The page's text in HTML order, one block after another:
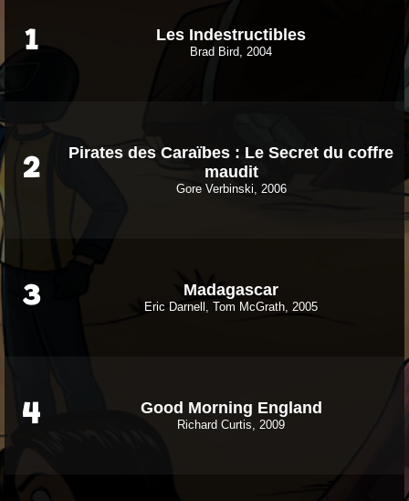
1 Les Indestructibles
Brad Bird, 2004
2
Pirates des Caraïbes : Le Secret du coffre
maudit
Gore Verbinski, 2006
3 Madagascar
Eric Darnell, Tom McGrath, 2005
4 Good Morning England
Richard Curtis, 2009